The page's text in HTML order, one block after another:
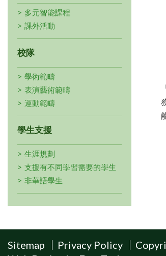
多元智能課程
課外活動
校隊
學術範疇
表演藝術範疇
運動範疇
學生支援
生涯規劃
支援有不同學習需要的學生
非華語學生
Sitemap Privacy Policy